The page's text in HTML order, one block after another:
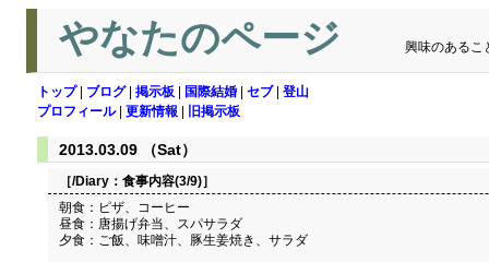
やなたのページ 興味のあるこ
トップ| ブログ| 掲示板 国際結婚 セブ| 登山
プロフィール| 更新情報 旧掲示板
2013.03.09 （Sat）
［/Diary： 食事内容(3/9)］
朝食：ピザ、コーヒー
昼食：唐揚げ弁当、スパサラダ
夕食：ご飯、味噌汁、豚生姜焼き、サラダ